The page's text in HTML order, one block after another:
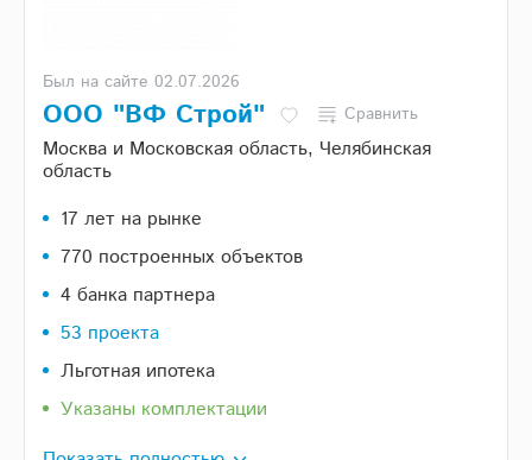
Был на сайте 02.07.2026
ООО "ВФ Строй" Сравнить
Москва и Московская область, Челябинская
область
17 лет на рынке
770 построенных объектов
4 банка партнера
53 проекта
Льготная ипотека
Указаны комплектации